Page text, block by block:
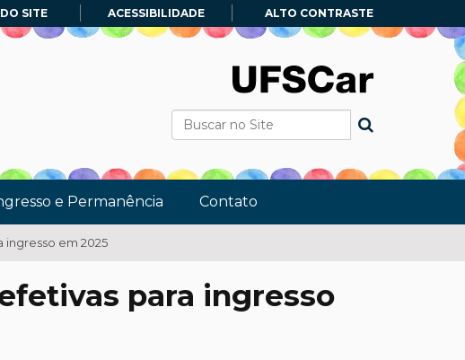
Busca
SITE ACESSIBILIDADE ALTO CONTRASTE
e Permanência Contato
ingresso em 2025
para ingresso